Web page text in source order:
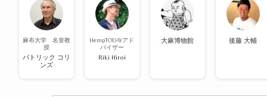
麻布大学 名誉教
授
パトリック コリ
ンズ
HempTODAYアド
バイザー
Riki Hiroi
大麻博物館 後藤 大輔